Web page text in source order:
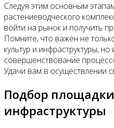
Следуя этим основным
растениеводческого
войти на рынок и получить
Помните, что важен не
культур и инфраструктуры,
совершенствование
Удачи вам в осуществлении
Подбор
инфраструктуры